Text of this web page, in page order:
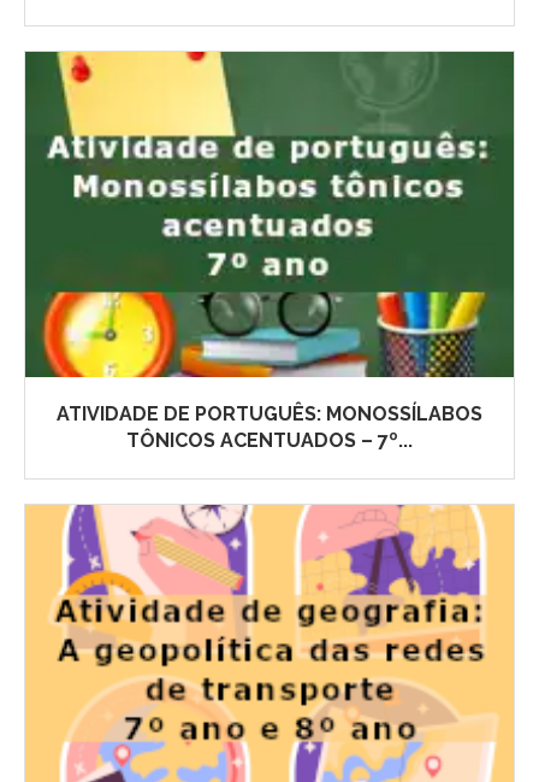
ATIVIDADE DE PORTUGUÊS: MONOSSÍLABOS
TÔNICOS ACENTUADOS – 7º...